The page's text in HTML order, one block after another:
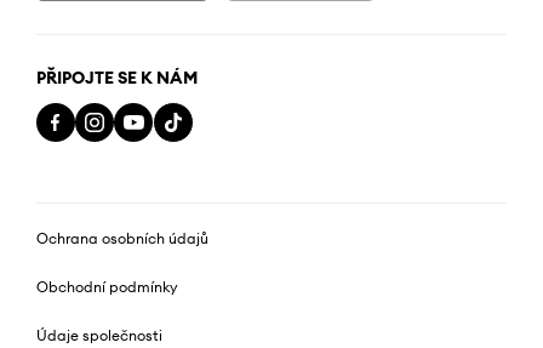
PŘIPOJTE SE K NÁM
Ochrana osobních údajů
Obchodní podmínky
Údaje společnosti